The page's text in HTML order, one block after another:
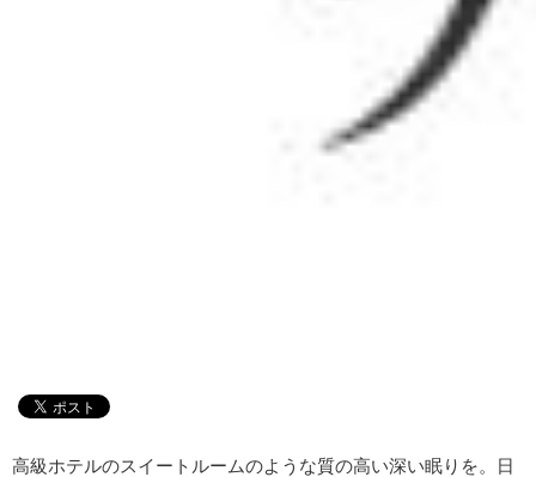
高級ホテルのスイートルームのような質の高い深い眠りを。日